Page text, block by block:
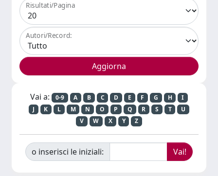
Risultati/Pagina
Autori/Record:
Vai a: 0-9 A B C D E F G H
I
J
K L M N O P Q R S T
U
V
W X Y Z
o inserisci le iniziali: